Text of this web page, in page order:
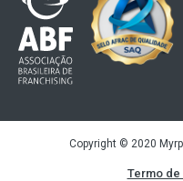
Copyright © 2020
Termo de